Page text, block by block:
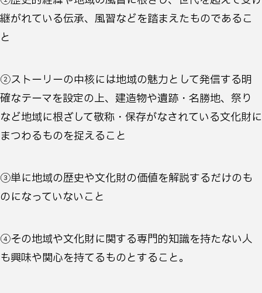
継がれている伝承、風習などを踏まえたものであるこ
と
②ストーリーの中核には地域の魅力として発信する明
確なテーマを設定の上、建造物や遺跡・名勝地、祭り
など地域に根ざして敬称・保存がなされている文化財に
まつわるものを捉えること
③単に地域の歴史や文化財の価値を解説するだけのも
のになっていないこと
④その地域や文化財に関する専門的知識を持たない人
も興味や関心を持てるものとすること。